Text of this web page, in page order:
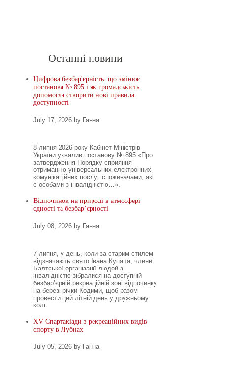
Останні новини
Цифрова безбар'єрність: що змінює
постанова № 895 і як громадськість
допомогла створити нові правила
доступності
July 17, 2026 by Ганна
8 липня 2026 року Кабінет Міністрів
України ухвалив постанову № 895 «Про
затвердження Порядку сприяння
отриманню універсальних електронних
комунікаційних послуг споживачами, які
є особами з інвалідністю…».
Відпочинок на природі в атмосфері
єдності та безбар’єрності
July 08, 2026 by Ганна
7 липня, у день, коли за старим стилем
відзначають свято Івана Купала, члени
Балтської організації людей з
інвалідністю зібралися на доступній
безбар’єрній рекреаційній зоні відпочинку
на березі річки Кодими, щоб разом
провести цей літній день у дружньому
колі.
XV Спартакіади з рекреаційних видів
спорту в Лубнах
July 05, 2026 by Ганна